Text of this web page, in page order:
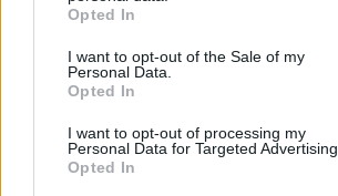
Opted In
I want to opt-out of the Sale of my
Personal Data.
Opted In
I want to opt-out of processing my
Personal Data for Targeted Advertising.
Opted In